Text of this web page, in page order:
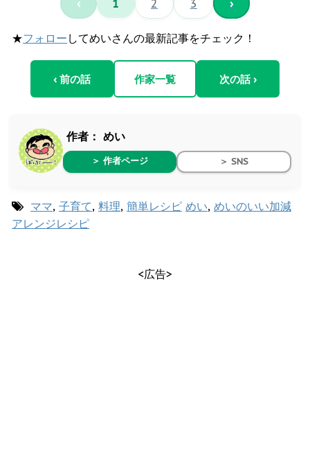
‹ 1 2 3 ›
★フォロー してめいさんの最新記事をチェック！
‹ 前の話 作家一覧 次の話 ›
作者： めい
＞ 作者ページ ＞ SNS
ママ, 子育て, 料理, 簡単レシピ めい, めいのいい加減
アレンジレシピ
<広告>